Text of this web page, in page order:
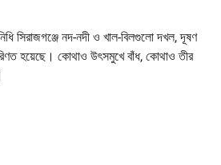
সিরাজগঞ্জে নদ-নদী ও খাল-বিলগুলো দখল, দূষণ
হয়েছে। কোথাও উৎসমুখে বাঁধ, কোথাও তীর